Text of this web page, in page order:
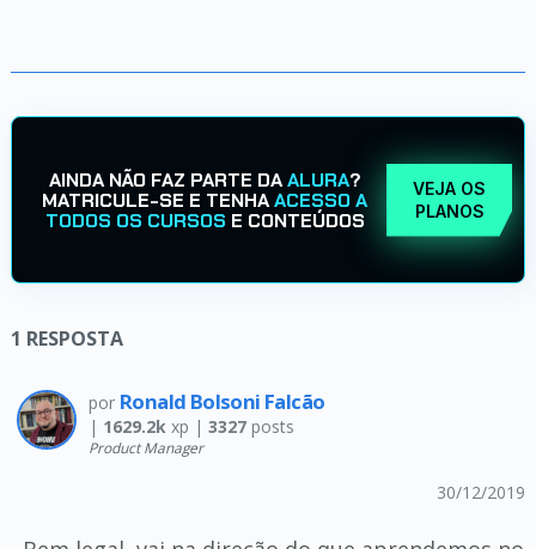
AINDA NÃO FAZ PARTE DAALURA?
MATRICULE-SE E TENHAACESSO A
TODOS OS CURSOS E CONTEÚDOS
VEJA OS
PLANOS
1 RESPOSTA
por Ronald Bolsoni Falcão
| 1629.2kxp | 3327posts
Product Manager
30/12/2019